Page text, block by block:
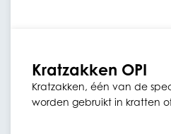
Kratzakken OPI
Kratzakken, één van de
worden gebruikt in kratten